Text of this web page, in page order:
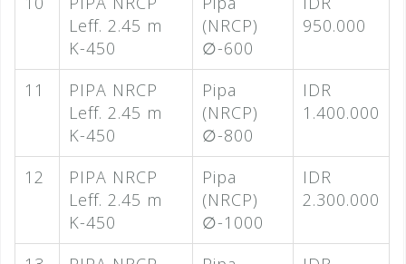
Leff. 2.45 m
K-450
(NRCP)
∅-600
950.000
11
PIPA NRCP
Leff. 2.45 m
K-450
Pipa
(NRCP)
∅-800
IDR
1.400.000
12
PIPA NRCP
Leff. 2.45 m
K-450
Pipa
(NRCP)
∅-1000
IDR
2.300.000